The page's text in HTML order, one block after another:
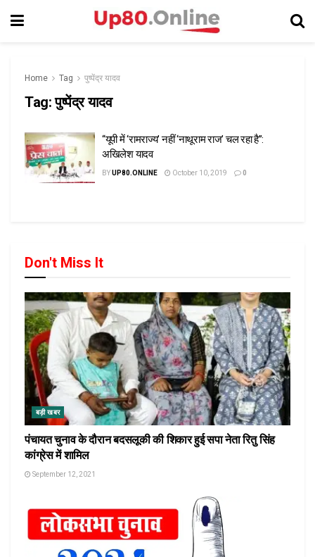
Home Tag पुष्पेंद्र यादव
Tag:पुष्पेंद्र यादव
“यूपी में ‘रामराज्य’ नहीं ‘नाथूराम राज’ चल रहा है”:
अखिलेश यादव
BYUP80.ONLINE October 10, 2019 0
Don't Miss It
बड़ी खबर
पंचायत चुनाव के दौरान बदसलूकी की शिकार हुई सपा नेता रितु सिंह
कांग्रेस में शामिल
September 12, 2021